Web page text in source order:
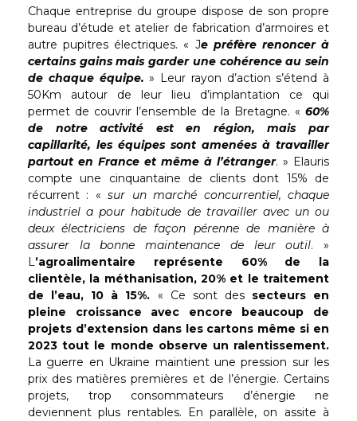
Chaque entreprise du groupe dispose de son propre
bureau d’étude et atelier de fabrication d’armoires et
autre pupitres électriques. « Je préfère renoncer à
certains gains mais garder une cohérence au sein
de chaque équipe. » Leur rayon d’action s’étend à
50Km autour de leur lieu d’implantation ce qui
permet de couvrir l’ensemble de la Bretagne. « 60%
de notre activité est en région, mais par
capillarité, les équipes sont amenées à travailler
partout en France et même à l’étranger. » Elauris
compte une cinquantaine de clients dont 15% de
récurrent : «sur un marché concurrentiel, chaque
industriel a pour habitude de travailler avec un ou
deux électriciens de façon pérenne de manière à
assurer la bonne maintenance de leur outil. »
L’agroalimentaire représente 60% de la
clientèle, la méthanisation, 20% et le traitement
de l’eau, 10 à 15%. « Ce sont dessecteurs en
pleine croissance avec encore beaucoup de
projets d’extension dans les cartons même si en
2023 tout le monde observe un ralentissement.
La guerre en Ukraine maintient une pression sur les
prix des matières premières et de l’énergie. Certains
projets, trop consommateurs d’énergie ne
deviennent plus rentables. En parallèle, on assite à